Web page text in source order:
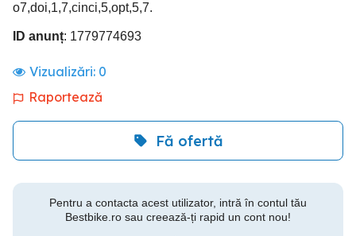
o7,doi,1,7,cinci,5,opt,5,7.
ID anunț: 1779774693
Vizualizări: 0
Raportează
Fă ofertă
Pentru a contacta acest utilizator, intră în contul tău
Bestbike.ro sau creează-ți rapid un cont nou!